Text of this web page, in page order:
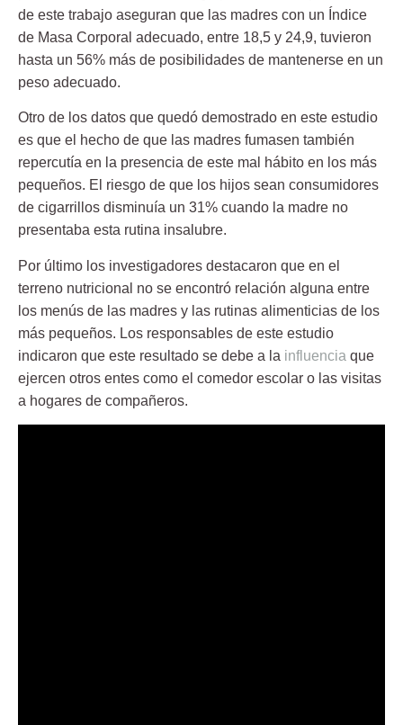
de este trabajo aseguran que las madres con un Índice
de Masa Corporal adecuado, entre 18,5 y 24,9, tuvieron
hasta un 56% más de posibilidades de mantenerse en un
peso adecuado.
Otro de los datos que quedó demostrado en este estudio
es que el hecho de que las madres fumasen también
repercutía en la presencia de este mal hábito en los más
pequeños. El riesgo de que los hijos sean consumidores
de cigarrillos disminuía un 31% cuando la madre no
presentaba esta rutina insalubre.
Por último los investigadores destacaron que en el
terreno nutricional no se encontró relación alguna entre
los menús de las madres y las rutinas alimenticias de los
más pequeños. Los responsables de este estudio
indicaron que este resultado se debe a la influencia que
ejercen otros entes como el comedor escolar o las visitas
a hogares de compañeros.